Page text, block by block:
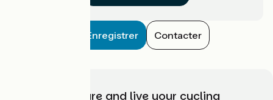
Enregistrer Contacter
Choose, prepare and live your cycling